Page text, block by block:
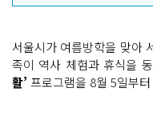
서울시가 여름방학을 맞아
족이 역사 체험과 휴식을
활’ 프로그램을 8월 5일부